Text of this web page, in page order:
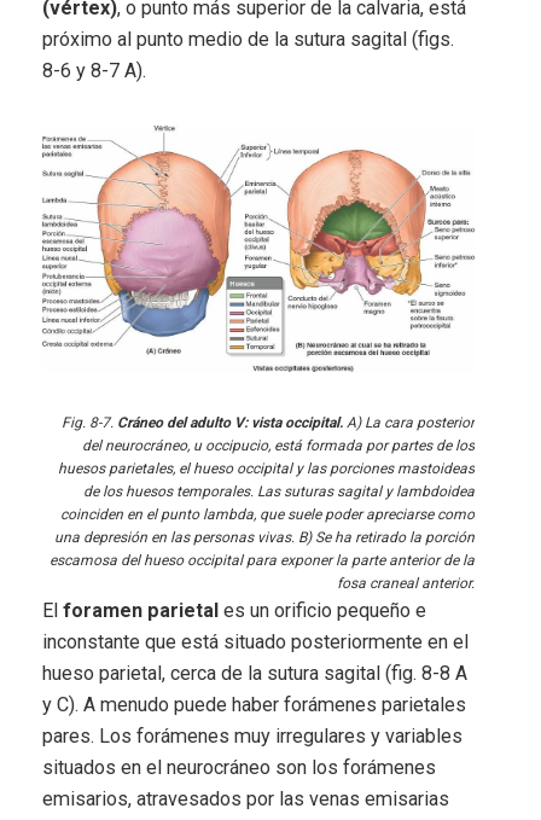
(vértex), o punto más superior de la calvaria, está
próximo al punto medio de la sutura sagital (figs.
8-6 y 8-7 A).
Fig. 8-7. Cráneo del adulto V: vista occipital. A) La cara posterior
del neurocráneo, u occipucio, está formada por partes de los
huesos parietales, el hueso occipital y las porciones mastoideas
de los huesos temporales. Las suturas sagital y lambdoidea
coinciden en el punto lambda, que suele poder apreciarse como
una depresión en las personas vivas. B) Se ha retirado la porción
escamosa del hueso occipital para exponer la parte anterior de la
fosa craneal anterior.
El foramen parietal es un orificio pequeño e
inconstante que está situado posteriormente en el
hueso parietal, cerca de la sutura sagital (fig. 8-8 A
y C). A menudo puede haber forámenes parietales
pares. Los forámenes muy irregulares y variables
situados en el neurocráneo son los forámenes
emisarios, atravesados por las venas emisarias